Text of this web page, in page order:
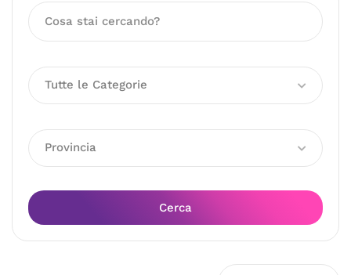
Tutte le Categorie
Provincia
Cerca